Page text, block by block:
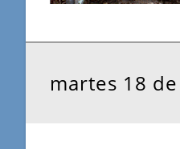
martes 18